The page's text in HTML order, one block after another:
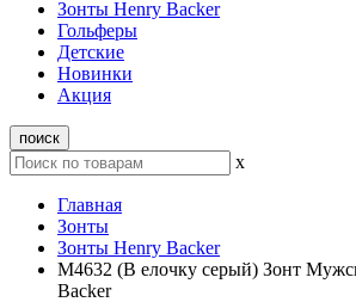
Зонты Henry Backer
Гольферы
Детские
Новинки
Акция
поиск
x
Главная
Зонты
Зонты Henry Backer
M4632 (В елочку серый) Зонт
Backer